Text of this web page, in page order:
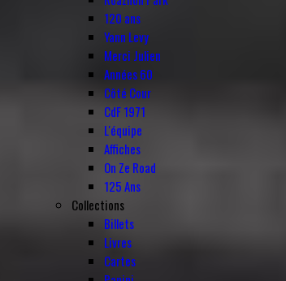
120 ans
Yann Levy
Merci Julien
Années 60
Côté Cour
CdF 1971
L'équipe
Affiches
On Ze Road
125 Ans
Collections
Billets
Livres
Cartes